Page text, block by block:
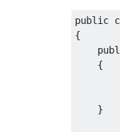
public
{
{
}